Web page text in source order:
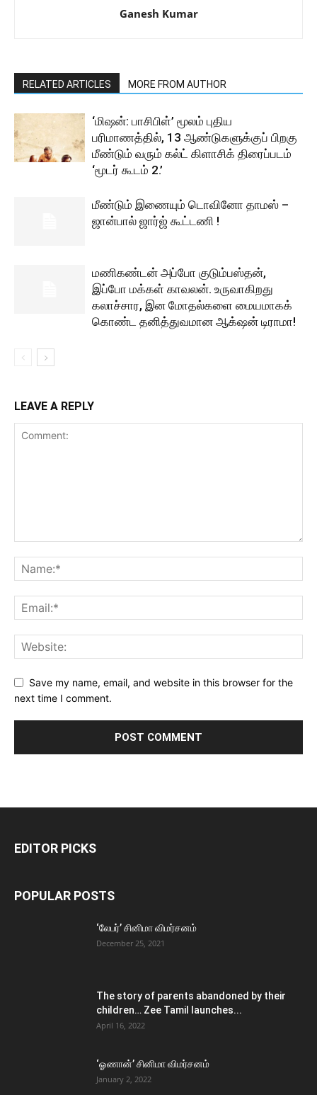
Ganesh Kumar
RELATED ARTICLES MORE FROM AUTHOR
‘மிஷன்: பாசிபிள்’ மூலம் புதிய
பரிமாணத்தில், 13 ஆண்டுகளுக்குப் பிறகு
மீண்டும் வரும் கல்ட் கிளாசிக் திரைப்படம்
‘மூடர் கூடம் 2.’
மீண்டும் இணையும் டொவினோ தாமஸ் –
ஜான்பால் ஜார்ஜ் கூட்டணி !
மணிகண்டன் அப்போ குடும்பஸ்தன்,
இப்போ மக்கள் காவலன். உருவாகிறது
கலாச்சார, இன மோதல்களை மையமாகக்
கொண்ட தனித்துவமான ஆக்‌ஷன் டிராமா!
LEAVE A REPLY
Save my name, email, and website in this browser for the
next time I comment.
EDITOR PICKS
POPULAR POSTS
‘லேபர்’ சினிமா விமர்சனம்
December 25, 2021
The story of parents abandoned by their
children… Zee Tamil launches...
April 16, 2022
‘ஓணான்’ சினிமா விமர்சனம்
January 2, 2022